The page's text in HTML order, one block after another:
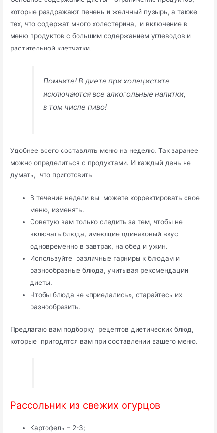
которые раздражают печень и желчный пузырь, а также
тех, что содержат много холестерина, и включение в
меню продуктов с большим содержанием углеводов и
растительной клетчатки.
Помните! В диете при холецистите
исключаются все алкогольные напитки,
в том числе пиво!
Удобнее всего составлять меню на неделю. Так заранее
можно определиться с продуктами. И каждый день не
думать, что приготовить.
В течение недели вы можете корректировать свое
меню, изменять.
Советую вам только следить за тем, чтобы не
включать блюда, имеющие одинаковый вкус
одновременно в завтрак, на обед и ужин.
Используйте различные гарниры к блюдам и
разнообразные блюда, учитывая рекомендации
диеты.
Чтобы блюда не «приедались», старайтесь их
разнообразить.
Предлагаю вам подборку рецептов диетических блюд,
которые пригодятся вам при составлении вашего меню.
Рассольник из свежих огурцов
Картофель – 2-3;